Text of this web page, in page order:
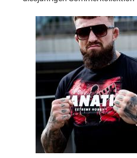
Produkte finden Sie immer im
NEU.